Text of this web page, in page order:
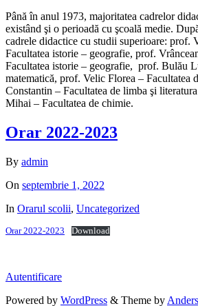
Până în anul 1973, majoritatea cadrelor
existând şi o perioadă cu şcoală medie.
cadrele didactice cu studii superioare: prof.
Facultatea istorie – geografie, prof.
Facultatea istorie – geografie, prof. Bulău
matematică, prof. Velic Florea – Facultatea
Constantin – Facultatea de limba şi
Mihai – Facultatea de chimie.
Orar 2022-2023
By admin
On septembrie 1, 2022
In Orarul scolii, Uncategorized
Orar 2022-2023 Download
Autentificare
Powered by WordPress & Theme by